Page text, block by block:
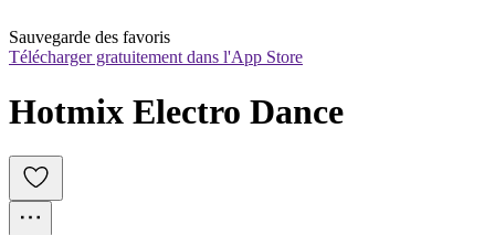
Sauvegarde des favoris
Télécharger gratuitement dans l'App Store
Hotmix Electro Dance